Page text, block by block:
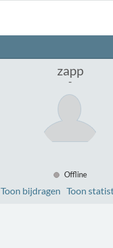
zapp
-
Offline
Toon bijdragen Toon